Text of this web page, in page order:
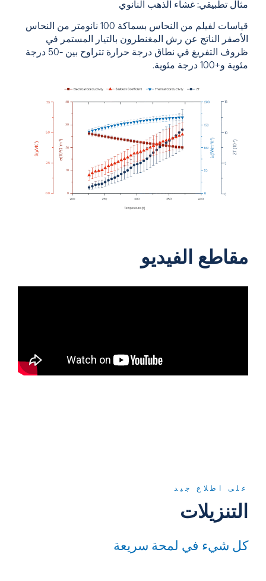
مثال تطبيقي: غشاء الذهب النانوي
قياسات لفيلم من النحاس بسماكة 100 نانومتر من النحاس
الأصفر الناتج عن رش المغنطرون بالتيار المستمر في
ظروف التفريغ في نطاق درجة حرارة تتراوح بين -50 درجة
مئوية و+100 درجة مئوية.
مقاطع الفيديو
على اطلاع جيد
التنزيلات
كل شيء في لمحة سريعة